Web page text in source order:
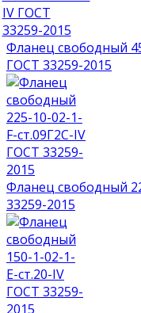
Фланец свободный
ГОСТ 33259-2015
Фланец свободный
33259-2015